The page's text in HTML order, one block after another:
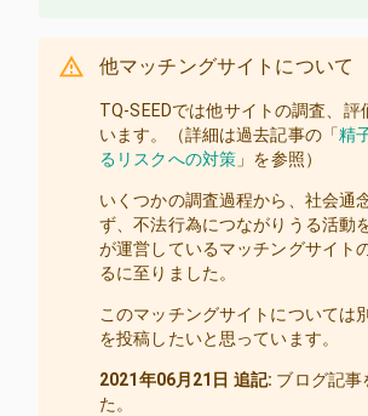
他マッチングサイトについて
TQ-SEEDでは他サイトの調査、評
います。（詳細は過去記事の「精
るリスクへの対策 」を参照）
いくつかの調査過程から、社会通
ず、不法行為につながりうる活動
が運営しているマッチングサイト
るに至りました。
このマッチングサイトについては
を投稿したいと思っています。
2021年06月21日 追記: ブログ記事
た。